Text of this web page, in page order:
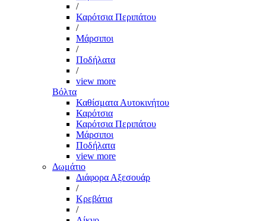
/
Καρότσια Περιπάτου
/
Μάρσιποι
/
Ποδήλατα
/
view more
Βόλτα
Καθίσματα Αυτοκινήτου
Καρότσια
Καρότσια Περιπάτου
Μάρσιποι
Ποδήλατα
view more
Δωμάτιο
Διάφορα Αξεσουάρ
/
Κρεβάτια
/